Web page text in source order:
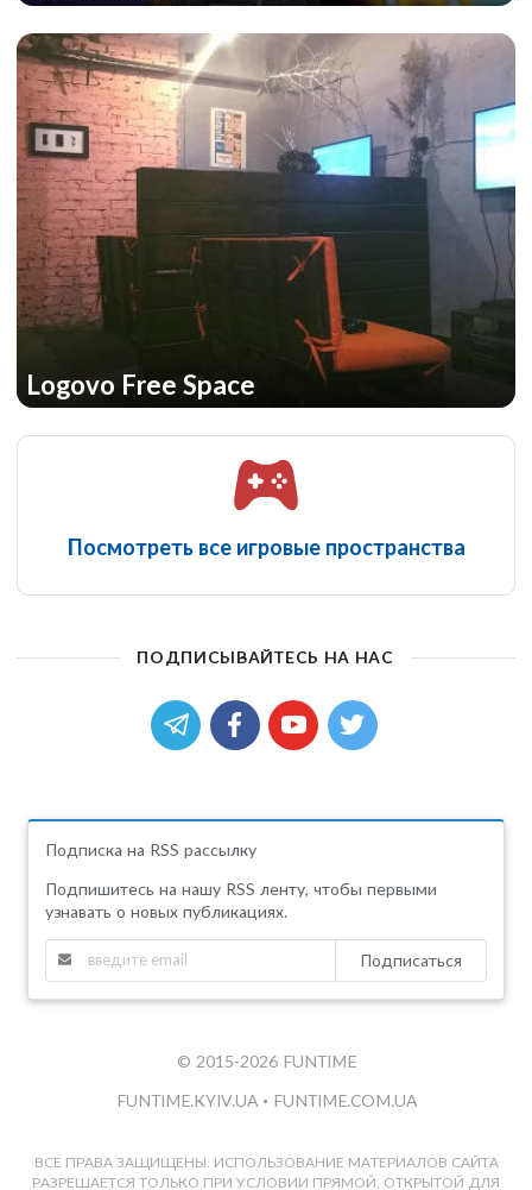
Logovo Free Space
Посмотреть все игровые пространства
ПОДПИСЫВАЙТЕСЬ НА НАС
Подписка на RSS рассылку
Подпишитесь на нашу RSS ленту, чтобы первыми
узнавать о новых публикациях.
Подписаться
© 2015-2026 FUNTIME
FUNTIME.KYIV.UA • FUNTIME.COM.UA
ВСЕ ПРАВА ЗАЩИЩЕНЫ. ИСПОЛЬЗОВАНИЕ МАТЕРИАЛОВ САЙТА
РАЗРЕШАЕТСЯ ТОЛЬКО ПРИ УСЛОВИИ ПРЯМОЙ, ОТКРЫТОЙ ДЛЯ